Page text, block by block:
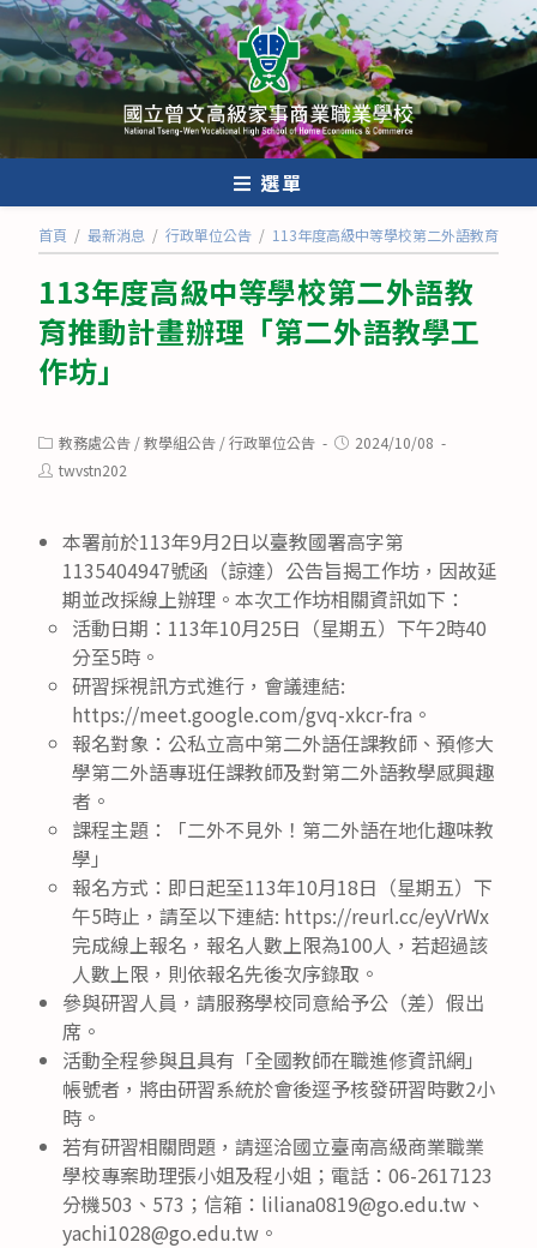
跳
轉
至
內
選單
首頁 / 最新消息 / 行政單位公告 / 113年度高級中等學校第二外語教育推動
113年度高級中等學校第二外語教
育推動計畫辦理「第二外語教學工
作坊」
Post
category:
教務處公告 /教學組公告 /行政單位公告
Post2024/10/08
Posttwvstn202
本署前於113年9月2日以臺教國署高字第
1135404947號函（諒達）公告旨揭工作坊，因故延
期並改採線上辦理。本次工作坊相關資訊如下：
活動日期：113年10月25日（星期五）下午2時40
分至5時。
研習採視訊方式進行，會議連結:
https://meet.google.com/gvq-xkcr-fra。
報名對象：公私立高中第二外語任課教師、預修大
學第二外語專班任課教師及對第二外語教學感興趣
者。
課程主題：「二外不見外！第二外語在地化趣味教
學」
報名方式：即日起至113年10月18日（星期五）下
午5時止，請至以下連結: https://reurl.cc/eyVrWx
完成線上報名，報名人數上限為100人，若超過該
人數上限，則依報名先後次序錄取。
參與研習人員，請服務學校同意給予公（差）假出
席。
活動全程參與且具有「全國教師在職進修資訊網」
帳號者，將由研習系統於會後逕予核發研習時數2小
時。
若有研習相關問題，請逕洽國立臺南高級商業職業
學校專案助理張小姐及程小姐；電話：06-2617123
分機503、573；信箱：liliana0819@go.edu.tw、
yachi1028@go.edu.tw。